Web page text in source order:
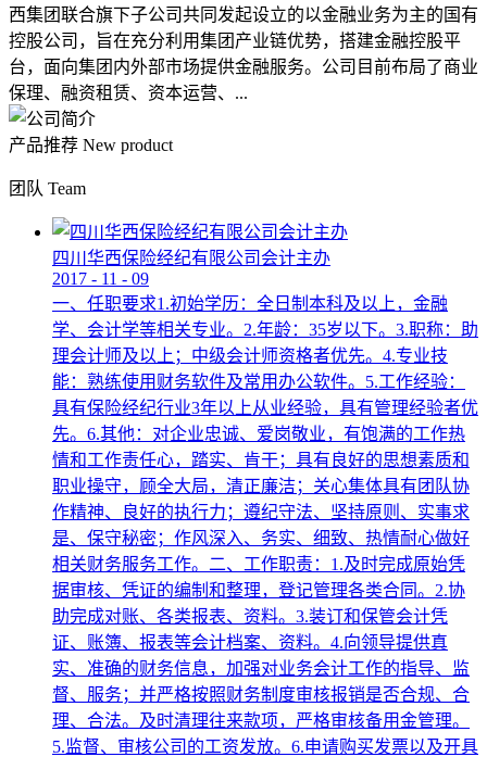
西集团联合旗下子公司共同发起设立的以金融业务为主的国有
控股公司，旨在充分利用集团产业链优势，搭建金融控股平
台，面向集团内外部市场提供金融服务。公司目前布局了商业
保理、融资租赁、资本运营、...
产品推荐 New product
团队 Team
四川华西保险经纪有限公司会计主办
2017 - 11 - 09
一、任职要求1.初始学历：全日制本科及以上，金融
学、会计学等相关专业。2.年龄：35岁以下。3.职称：助
理会计师及以上；中级会计师资格者优先。4.专业技
能：熟练使用财务软件及常用办公软件。5.工作经验：
具有保险经纪行业3年以上从业经验，具有管理经验者优
先。6.其他：对企业忠诚、爱岗敬业，有饱满的工作热
情和工作责任心，踏实、肯干；具有良好的思想素质和
职业操守，顾全大局，清正廉洁；关心集体具有团队协
作精神、良好的执行力；遵纪守法、坚持原则、实事求
是、保守秘密；作风深入、务实、细致、热情耐心做好
相关财务服务工作。二、工作职责：1.及时完成原始凭
据审核、凭证的编制和整理，登记管理各类合同。2.协
助完成对账、各类报表、资料。3.装订和保管会计凭
证、账簿、报表等会计档案、资料。4.向领导提供真
实、准确的财务信息，加强对业务会计工作的指导、监
督、服务；并严格按照财务制度审核报销是否合规、合
理、合法。及时清理往来款项，严格审核备用金管理。
5.监督、审核公司的工资发放。6.申请购买发票以及开具